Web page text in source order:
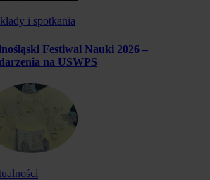
i spotkania
Festiwal Nauki 2026 –
na USWPS